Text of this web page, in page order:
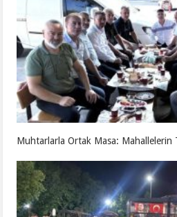
Muhtarlarla Ortak Masa: Mahallelerin